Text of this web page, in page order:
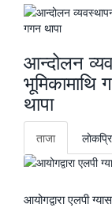
आन्दोलन
भूमिकामाथि
थापा
ताजा
आयोगद्वारा एलपी